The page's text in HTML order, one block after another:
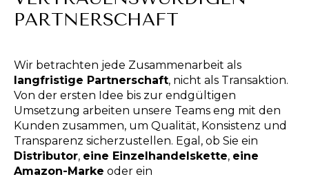
PARTNERSCHAFT
Wir betrachten jede Zusammenarbeit als
langfristige Partnerschaft, nicht als Transaktion.
Von der ersten Idee bis zur endgültigen
Umsetzung arbeiten unsere Teams eng mit den
Kunden zusammen, um Qualität, Konsistenz und
Transparenz sicherzustellen. Egal, ob Sie ein
Distributor, eine Einzelhandelskette, eine
Amazon-Marke oder ein